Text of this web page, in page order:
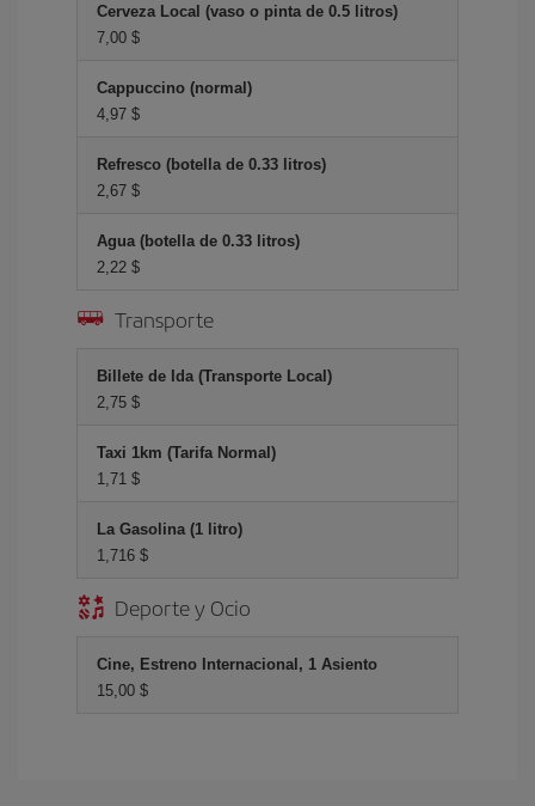
Cerveza Local (vaso o pinta de 0.5 litros)
7,00 $
Cappuccino (normal)
4,97 $
Refresco (botella de 0.33 litros)
2,67 $
Agua (botella de 0.33 litros)
2,22 $
Transporte
Billete de Ida (Transporte Local)
2,75 $
Taxi 1km (Tarifa Normal)
1,71 $
La Gasolina (1 litro)
1,716 $
Deporte y Ocio
Cine, Estreno Internacional, 1 Asiento
15,00 $